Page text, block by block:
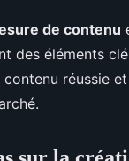
de contenu
des éléments
réussie